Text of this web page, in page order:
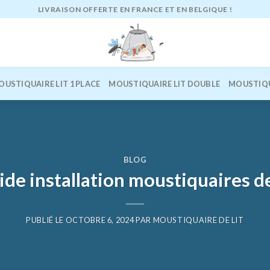
LIVRAISON OFFERTE EN FRANCE ET EN BELGIQUE !
LIT 1 PLACE MOUSTIQUAIRE LIT DOUBLE
BLOG
installation moustiquaires
PUBLIÉ LE OCTOBRE 6, 2024PAR MOUSTIQUAIRE DE LIT